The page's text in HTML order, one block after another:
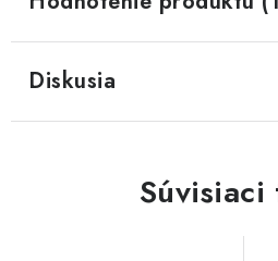
Diskusia
Súvisiaci